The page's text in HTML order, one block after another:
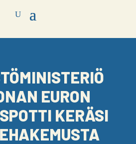
EURON
KERÄSI